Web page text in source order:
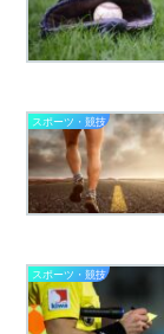
スポーツ・競技
スポーツ・競技